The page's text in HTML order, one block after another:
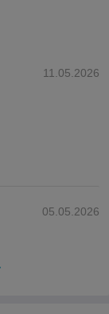
11.05.2026
05.05.2026